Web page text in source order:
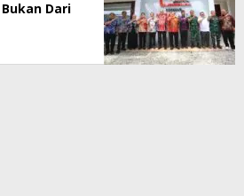
Dari